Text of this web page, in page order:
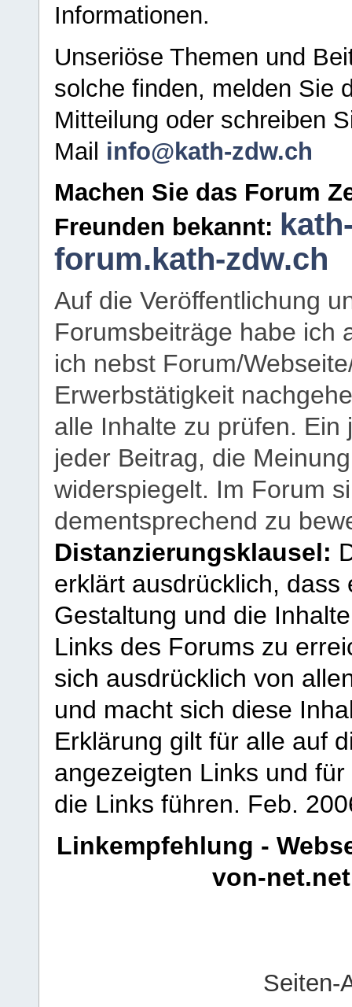
Informationen.
Unseriöse Themen und
solche finden, melden Sie
Mitteilung oder schreiben
Mail info@kath-zdw.ch
Machen Sie das Forum
Freunden bekannt:
forum.kath-zdw.ch
Auf die Veröffentlichung
Forumsbeiträge habe ich
ich nebst Forum/
Erwerbstätigkeit
alle Inhalte zu prüfen.
jeder Beitrag, die
widerspiegelt. Im Forum
dementsprechend zu
Distanzierungsklausel:
erklärt ausdrücklich,
Gestaltung und die
Links des Forums zu
sich ausdrücklich von
und macht sich diese
Erklärung gilt für alle auf
angezeigten Links und
die Links führen. Feb.
Linkempfehlung -
von-net.net
Seiten-